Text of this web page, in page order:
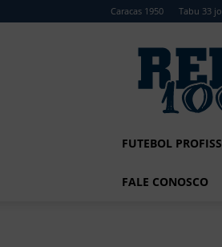
Caracas 1950 Tabu 33
FUTEBOL
FALE CONOSCO